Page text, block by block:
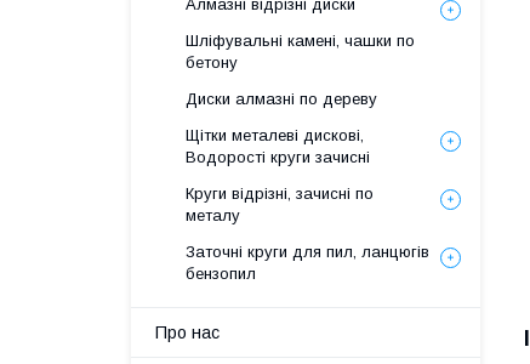
Алмазні відрізні диски
Шліфувальні камені, чашки по
бетону
Диски алмазні по дереву
Щітки металеві дискові,
Водорості круги зачисні
Круги відрізні, зачисні по
металу
Заточні круги для пил, ланцюгів
бензопил
Про нас